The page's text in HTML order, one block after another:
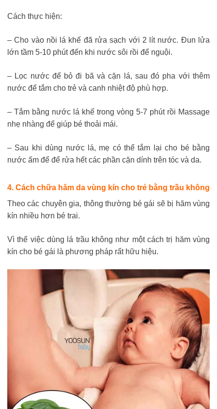
Cách thực hiện:
– Cho vào nồi lá khế đã rửa sạch với 2 lít nước. Đun lửa
lớn tầm 5-10 phút đến khi nước sôi rồi để nguội.
– Lọc nước để bỏ đi bã và cặn lá, sau đó pha với thêm
nước để tắm cho trẻ và canh nhiệt độ phù hợp.
– Tắm bằng nước lá khế trong vòng 5-7 phút rồi Massage
nhẹ nhàng để giúp bé thoải mái.
– Sau khi dùng nước lá, mẹ có thể tắm lại cho bé bằng
nước ấm để để rửa hết các phần cặn dính trên tóc và da.
4. Cách chữa hăm da vùng kín cho trẻ bằng trầu không
Theo các chuyên gia, thông thường bé gái sẽ bị hăm vùng
kín nhiều hơn bé trai.
Vì thế việc dùng lá trầu không như một cách trị hăm vùng
kín cho bé gái là phương pháp rất hữu hiệu.